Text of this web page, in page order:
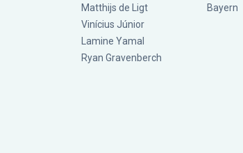
Matthijs de Ligt
Vinícius Júnior
Lamine Yamal
Ryan Gravenberch
Bayern